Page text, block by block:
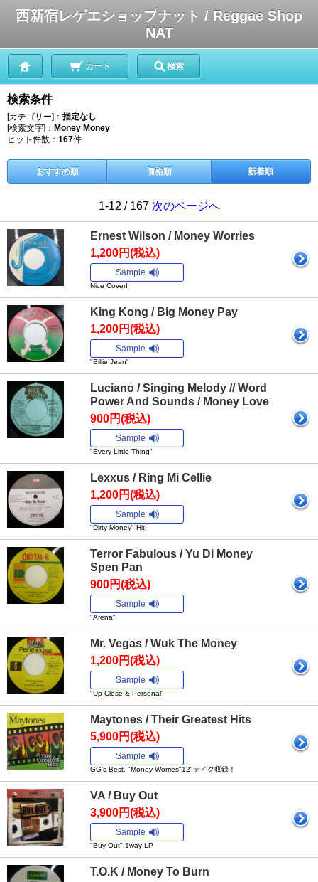
西新宿レゲエショップナット / Reggae Shop
NAT
カート 検索
検索条件
[カテゴリー]： 指定なし
[検索文字]： Money Money
ヒット件数： 167件
おすすめ順 価格順 新着順
1-12 / 167 次のページへ
Ernest Wilson / Money Worries
1,200円(税込)
Sample
Nice Cover!
King Kong / Big Money Pay
1,200円(税込)
Sample
"Billie Jean"
Luciano / Singing Melody // Word
Power And Sounds / Money Love
900円(税込)
Sample
"Every Little Thing"
Lexxus / Ring Mi Cellie
1,200円(税込)
Sample
"Dirty Money" Hit!
Terror Fabulous / Yu Di Money
Spen Pan
900円(税込)
Sample
"Arena"
Mr. Vegas / Wuk The Money
1,200円(税込)
Sample
"Up Close & Personal"
Maytones / Their Greatest Hits
5,900円(税込)
Sample
GG's Best. "Money Worries"12"テイク収録！
VA / Buy Out
3,900円(税込)
Sample
"Buy Out" 1way LP
T.O.K / Money To Burn